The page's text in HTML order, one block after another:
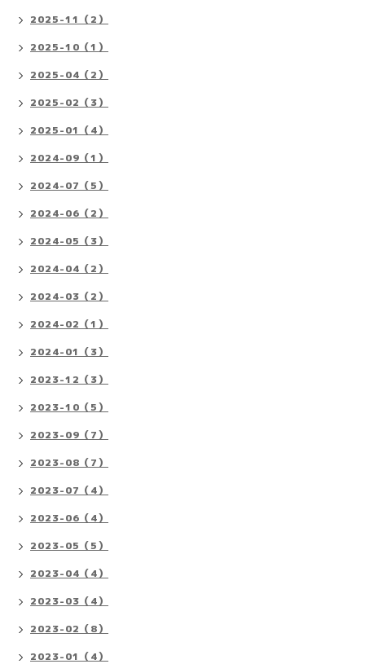
2025-11（2）
2025-10（1）
2025-04（2）
2025-02（3）
2025-01（4）
2024-09（1）
2024-07（5）
2024-06（2）
2024-05（3）
2024-04（2）
2024-03（2）
2024-02（1）
2024-01（3）
2023-12（3）
2023-10（5）
2023-09（7）
2023-08（7）
2023-07（4）
2023-06（4）
2023-05（5）
2023-04（4）
2023-03（4）
2023-02（8）
2023-01（4）